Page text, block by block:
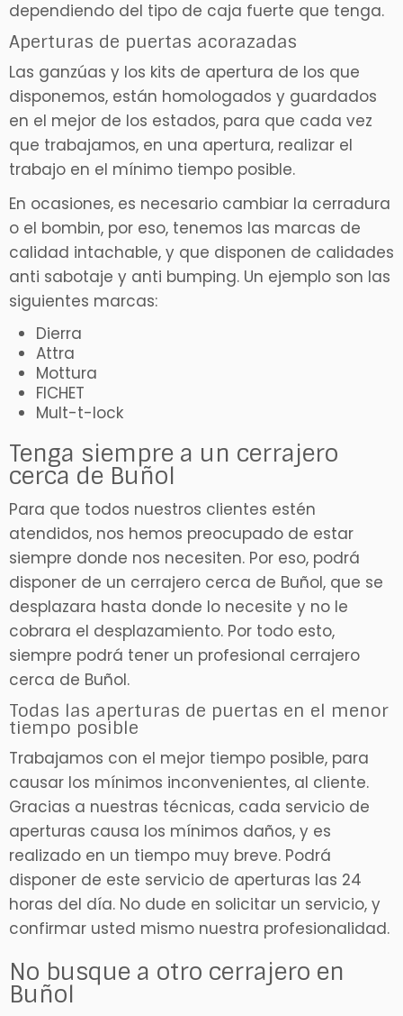
dependiendo del tipo de caja fuerte que tenga.
Aperturas de puertas acorazadas
Las ganzúas y los kits de apertura de los que
disponemos, están homologados y guardados
en el mejor de los estados, para que cada vez
que trabajamos, en una apertura, realizar el
trabajo en el mínimo tiempo posible.
En ocasiones, es necesario cambiar la cerradura
o el bombin, por eso, tenemos las marcas de
calidad intachable, y que disponen de calidades
anti sabotaje y anti bumping. Un ejemplo son las
siguientes marcas:
Dierra
Attra
Mottura
FICHET
Mult-t-lock
Tenga siempre a un cerrajero
cerca de Buñol
Para que todos nuestros clientes estén
atendidos, nos hemos preocupado de estar
siempre donde nos necesiten. Por eso, podrá
disponer de un cerrajero cerca de Buñol, que se
desplazara hasta donde lo necesite y no le
cobrara el desplazamiento. Por todo esto,
siempre podrá tener un profesional cerrajero
cerca de Buñol.
Todas las aperturas de puertas en el menor
tiempo posible
Trabajamos con el mejor tiempo posible, para
causar los mínimos inconvenientes, al cliente.
Gracias a nuestras técnicas, cada servicio de
aperturas causa los mínimos daños, y es
realizado en un tiempo muy breve. Podrá
disponer de este servicio de aperturas las 24
horas del día. No dude en solicitar un servicio, y
confirmar usted mismo nuestra profesionalidad.
No busque a otro cerrajero en
Buñol